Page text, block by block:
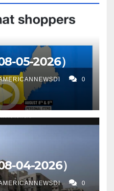
较上月下降 2.4%，这再次
造业出现疲软迹象。
，特朗普宣布对中国征收
重来。 Screenshot 8。据
杜罗曾向特朗普提供委内
缓解紧张局势，但遭到拒
（路透社）——美国总统
为华盛顿对中国稀土矿出
，中国电池制造商的股价
能和电动汽车关键技术的
U.S 报道，200名
05-2026）
0
04-2026）
0